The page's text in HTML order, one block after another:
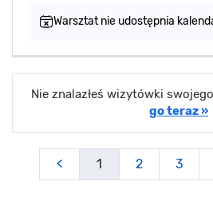
Warsztat nie udostępnia
Nie znalazłeś wizytówki
go teraz »
< 1 2 3